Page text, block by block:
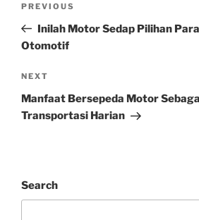
Previous
Post
PREVIOUS
Inilah Motor Sedap Pilihan
Otomotif
Next
Post
NEXT
Manfaat Bersepeda Motor
Transportasi Harian
Search